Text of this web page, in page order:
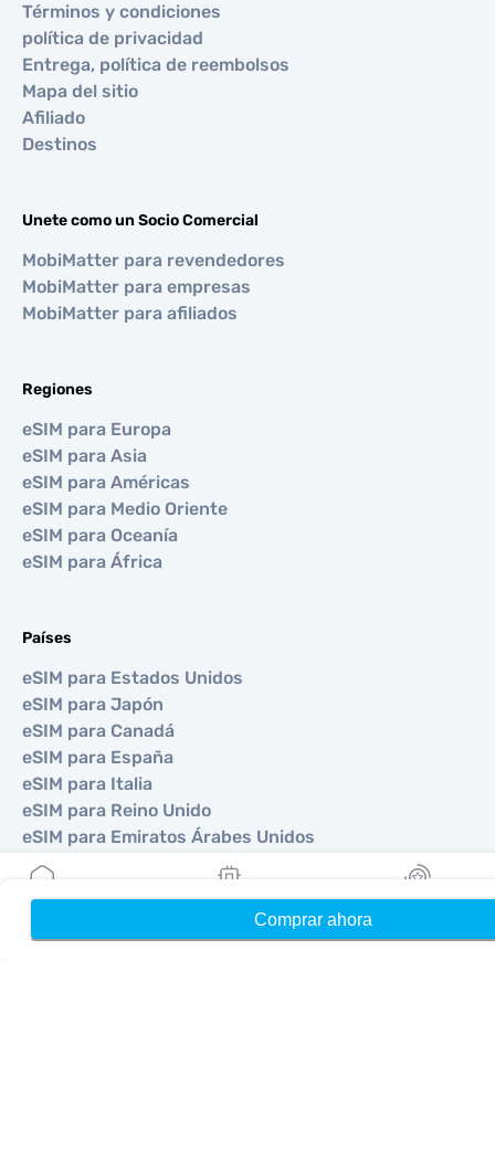
Comprar ahora
Términos y condiciones
política de privacidad
Entrega, política de reembolsos
Mapa del sitio
Afiliado
Destinos
Unete como un Socio Comercial
MobiMatter para revendedores
MobiMatter para empresas
MobiMatter para afiliados
Regiones
eSIM para Europa
eSIM para Asia
eSIM para Américas
eSIM para Medio Oriente
eSIM para Oceanía
eSIM para África
Países
eSIM para Estados Unidos
eSIM para Japón
eSIM para Canadá
eSIM para España
eSIM para Italia
eSIM para Reino Unido
eSIM para Emiratos Árabes Unidos
eSIM para Singapur
Mis eSIMs